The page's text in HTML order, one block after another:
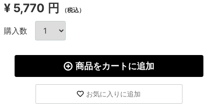
¥ 5,770 円 （税込）
購入数
商品をカートに追加
お気に入りに追加